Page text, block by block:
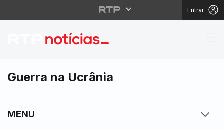
Entrar
Zelensky diz que
Guerra na Ucrânia
MENU